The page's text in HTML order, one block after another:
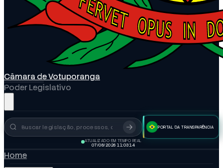
Câmara de Votuporanga
Poder Legislativo
Busca no portal PORTAL DA TRANSPARÊNCIA
ATUALIZADO EM TEMPO REAL
07/08/2026 11:03:15
Home